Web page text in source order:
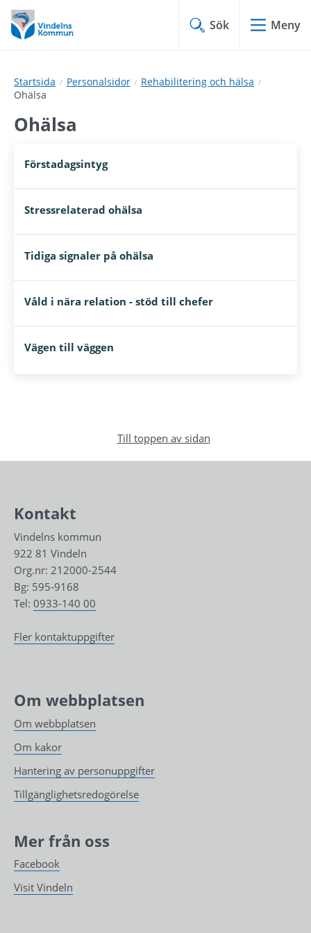
Hoppa
till
innehåll
Hoppa
till
undermeny
Sök Meny
Startsida Personalsidor
Rehabilitering och hälsa
Ohälsa
Ohälsa
Förstadagsintyg
Stressrelaterad ohälsa
Tidiga signaler på ohälsa
Våld i nära relation - stöd till chefer
Vägen till väggen
Till toppen av sidan
Kontakt
Vindelns kommun
922 81 Vindeln
Org.nr: 212000-2544
Bg: 595-9168
Tel: 0933-140 00
Fler kontaktuppgifter
Om webbplatsen
Om webbplatsen
Om kakor
Hantering av personuppgifter
Tillgänglighetsredogörelse
Mer från oss
Facebook
Visit Vindeln